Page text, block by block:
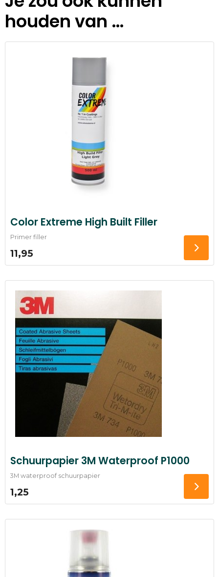
houden van …
Color Extreme High Built Filler
Primer filler
11,95
Schuurpapier 3M Waterproof P1000
3M waterproof schuurpapier
1,25